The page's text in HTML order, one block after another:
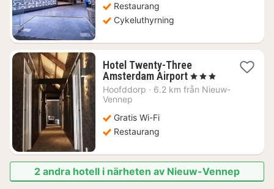
Restaurang
Cykeluthyrning
Hotel Twenty-Three
Amsterdam Airport1
natt
, 3 Stjärnor
Hoofddorp · 6.2 km från Nieuw-
Vennep
Gratis Wi-Fi
Restaurang
2 andra hotell i närheten av Nieuw-Vennep